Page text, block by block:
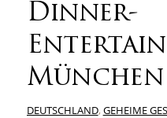
Dinner-
München
DEUTSCHLAND,GEHEIME